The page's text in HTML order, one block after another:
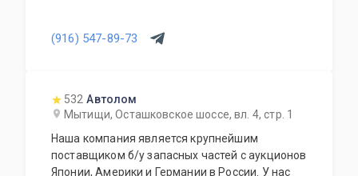
(916) 547-89-73
532 Автолом
Мытищи, Осташковское шоссе, вл. 4, стр. 1
Наша компания является крупнейшим
поставщиком б/у запасных частей с аукционов
Японии, Америки и Германии в России. У нас